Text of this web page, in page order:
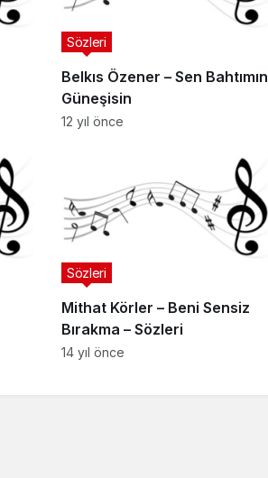
Belkıs Özener – Sen Bahtımın
Güneşisin
Sözleri
12 yıl önce
Mithat Körler – Beni Sensiz
Bırakma – Sözleri
Sözleri
14 yıl önce